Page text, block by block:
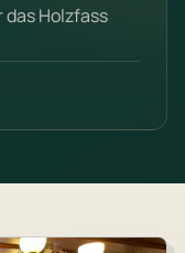
Holzfass